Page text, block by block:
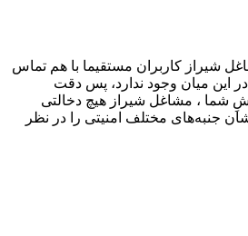
شیراز کاربران مستقیما با هم تماس
این میان وجود ندارد، پس دقت
شما ، مشاغل شیراز هیچ دخالتی
جنبه‌های مختلف امنیتی را در نظر